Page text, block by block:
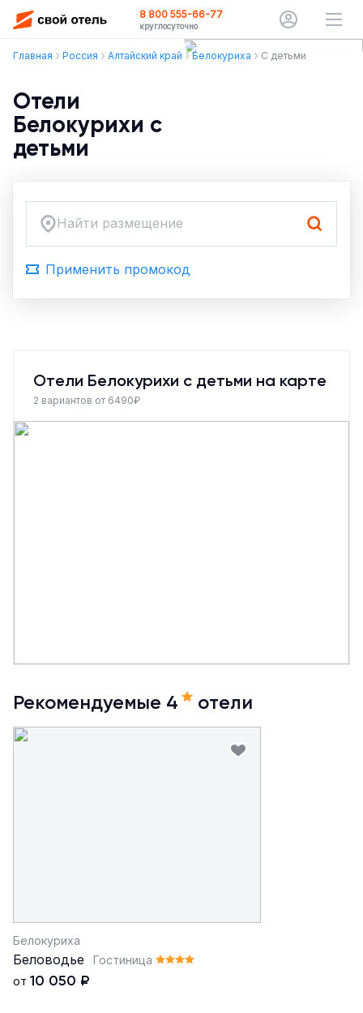
8 800 555-66-77
круглосуточно
Главная Россия Алтайский край Белокуриха С детьми
Отели
Белокурихи с
детьми
Найти размещение
Применить промокод
Отели Белокурихи с детьми на карте
2 вариантов от 6490₽
Рекомендуемые 4 отели
Белокуриха
Беловодье
Гостиница
от 10 050 ₽